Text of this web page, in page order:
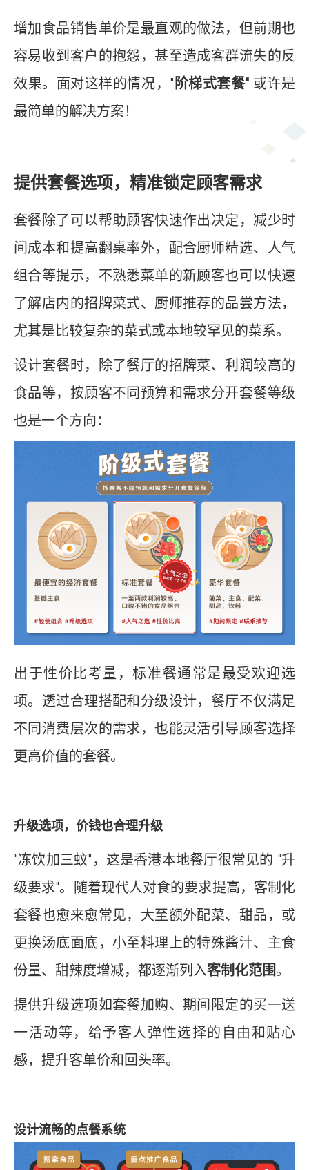
增加食品销售单价是最直观的做法，但前期也
容易收到客户的抱怨，甚至造成客群流失的反
效果。面对这样的情况，"阶梯式套餐" 或许是
最简单的解决方案！
提供套餐选项，精准锁定顾客需求
套餐除了可以帮助顾客快速作出决定，减少时
间成本和提高翻桌率外，配合厨师精选、人气
组合等提示，不熟悉菜单的新顾客也可以快速
了解店内的招牌菜式、厨师推荐的品尝方法，
尤其是比较复杂的菜式或本地较罕见的菜系。
设计套餐时，除了餐厅的招牌菜、利润较高的
食品等，按顾客不同预算和需求分开套餐等级
也是一个方向：
出于性价比考量，标准餐通常是最受欢迎选
项。透过合理搭配和分级设计，餐厅不仅满足
不同消费层次的需求，也能灵活引导顾客选择
更高价值的套餐。
升级选项，价钱也合理升级
"冻饮加三蚊"，这是香港本地餐厅很常见的 "升
级要求"。随着现代人对食的要求提高，客制化
套餐也愈来愈常见，大至额外配菜、甜品，或
更换汤底面底，小至料理上的特殊酱汁、主食
份量、甜辣度增减，都逐渐列入客制化范围。
提供升级选项如套餐加购、期间限定的买一送
一活动等，给予客人弹性选择的自由和贴心
感，提升客单价和回头率。
设计流畅的点餐系统